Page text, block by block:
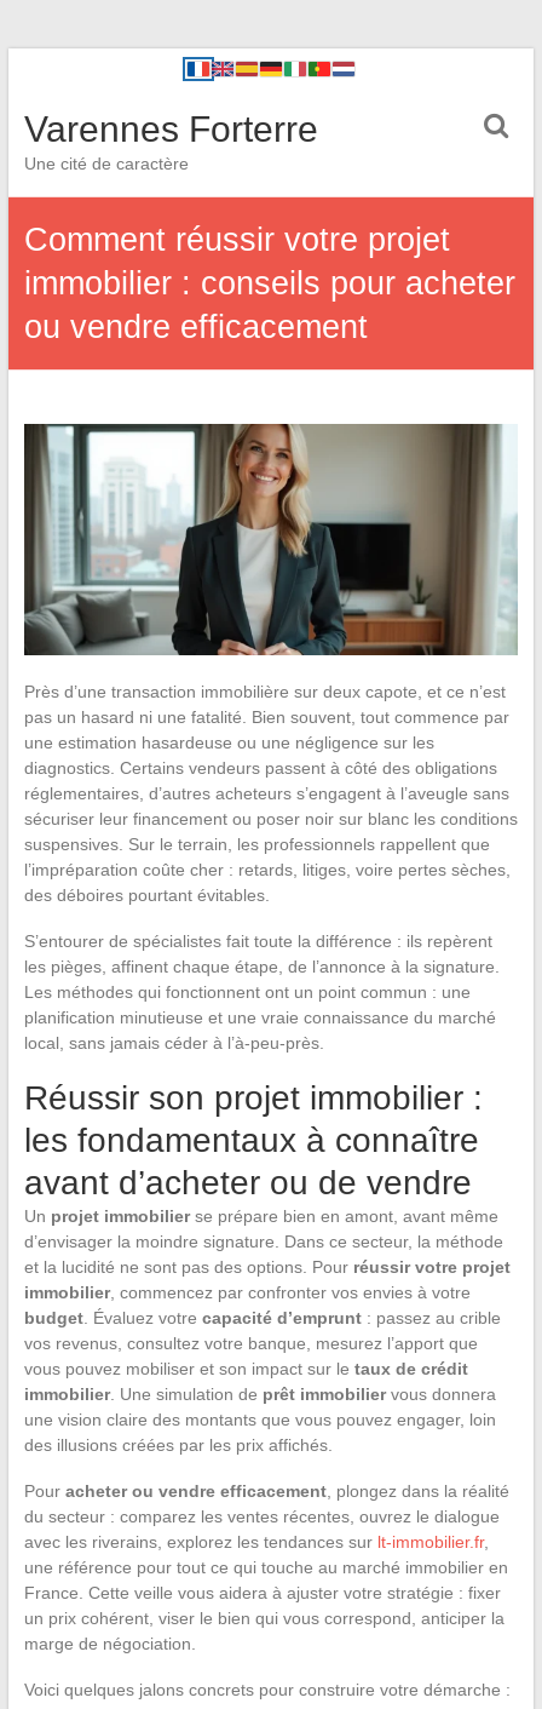
Varennes Forterre
Une cité de caractère
Comment réussir votre projet
immobilier : conseils pour acheter
ou vendre efficacement
Près d’une transaction immobilière sur deux capote, et ce n’est
pas un hasard ni une fatalité. Bien souvent, tout commence par
une estimation hasardeuse ou une négligence sur les
diagnostics. Certains vendeurs passent à côté des obligations
réglementaires, d’autres acheteurs s’engagent à l’aveugle sans
sécuriser leur financement ou poser noir sur blanc les conditions
suspensives. Sur le terrain, les professionnels rappellent que
l’impréparation coûte cher : retards, litiges, voire pertes sèches,
des déboires pourtant évitables.
S’entourer de spécialistes fait toute la différence : ils repèrent
les pièges, affinent chaque étape, de l’annonce à la signature.
Les méthodes qui fonctionnent ont un point commun : une
planification minutieuse et une vraie connaissance du marché
local, sans jamais céder à l’à-peu-près.
Réussir son projet immobilier :
les fondamentaux à connaître
avant d’acheter ou de vendre
Un projet immobilierse prépare bien en amont, avant même
d’envisager la moindre signature. Dans ce secteur, la méthode
et la lucidité ne sont pas des options. Pour réussir votre projet
immobilier, commencez par confronter vos envies à votre
budget. Évaluez votre capacité d’emprunt: passez au crible
vos revenus, consultez votre banque, mesurez l’apport que
vous pouvez mobiliser et son impact sur le taux de crédit
immobilier. Une simulation de prêt immobiliervous donnera
une vision claire des montants que vous pouvez engager, loin
des illusions créées par les prix affichés.
Pour acheter ou vendre efficacement, plongez dans la réalité
du secteur : comparez les ventes récentes, ouvrez le dialogue
avec les riverains, explorez les tendances sur lt-immobilier.fr,
une référence pour tout ce qui touche au marché immobilier en
France. Cette veille vous aidera à ajuster votre stratégie : fixer
un prix cohérent, viser le bien qui vous correspond, anticiper la
marge de négociation.
Voici quelques jalons concrets pour construire votre démarche :